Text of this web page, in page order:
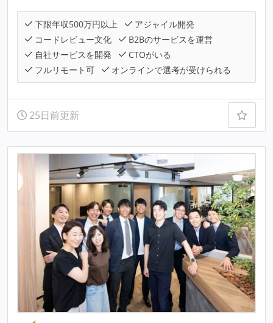
下限年収500万円以上
アジャイル開発
コードレビュー文化
B2Bのサービスを運営
自社サービスを開発
CTOがいる
フルリモート可
オンラインで選考が受けられる
25日前更新